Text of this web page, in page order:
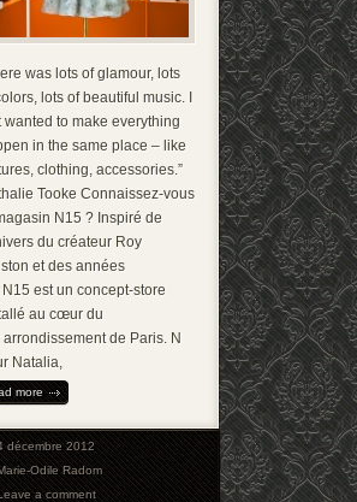
was lots of glamour, lots
lots of beautiful music. I
wanted to make everything
in the same place – like
clothing, accessories.”
Tooke Connaissez-vous
N15 ? Inspiré de
du créateur Roy
et des années
est un concept-store
au cœur du
arrondissement de Paris. N
Natalia,
more
décembre 2012
Odile Radom
a comment